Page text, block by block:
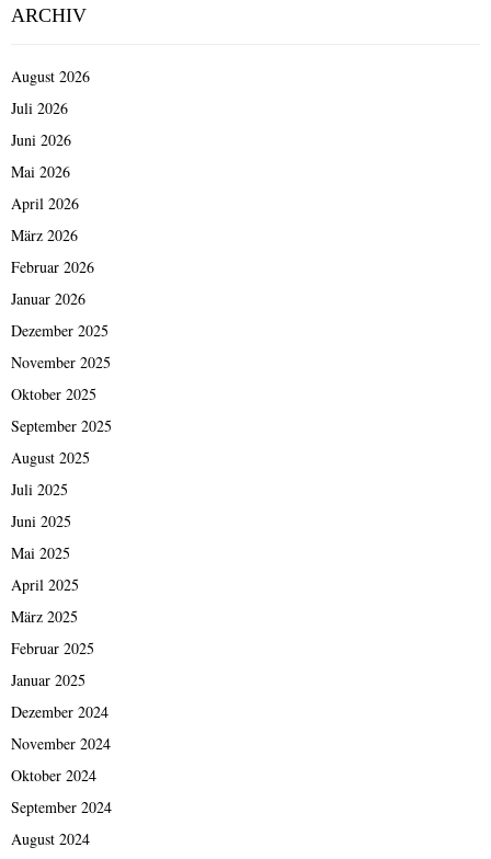
ARCHIV
August 2026
Juli 2026
Juni 2026
Mai 2026
April 2026
März 2026
Februar 2026
Januar 2026
Dezember 2025
November 2025
Oktober 2025
September 2025
August 2025
Juli 2025
Juni 2025
Mai 2025
April 2025
März 2025
Februar 2025
Januar 2025
Dezember 2024
November 2024
Oktober 2024
September 2024
August 2024